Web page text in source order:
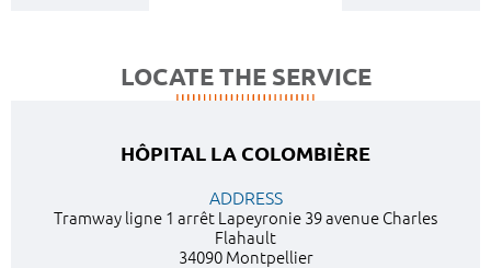
LOCATE THE SERVICE
HÔPITAL LA COLOMBIÈRE
ADDRESS
Tramway ligne 1 arrêt Lapeyronie 39 avenue Charles
Flahault
34090 Montpellier